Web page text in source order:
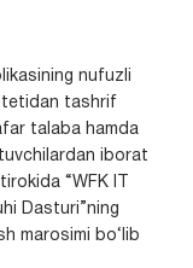
nufuzli
tashrif
talaba hamda
iborat
“WFK IT
Dasturi”ning
marosimi bo‘lib